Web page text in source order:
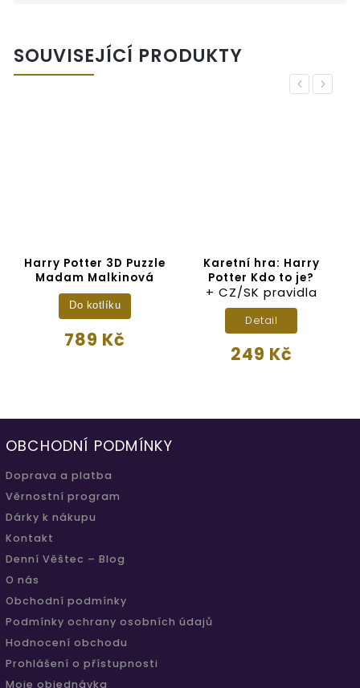
SOUVISEJÍCÍ PRODUKTY
Previous
Harry Potter 3D Puzzle
Madam Malkinová
789 Kč
Do kotlíku
Karetní hra: Harry
Potter Kdo to je?
+ CZ/SK pravidla
249 Kč
Detail
Next
OBCHODNÍ PODMÍNKY
Doprava a platba
Věrnostní program
Dárky k nákupu
Kontakt
Denní Věštec – Blog
O nás
Obchodní podmínky
Podmínky ochrany osobních údajů
Hodnocení obchodu
Prohlášení o přístupnosti
Moje objednávka